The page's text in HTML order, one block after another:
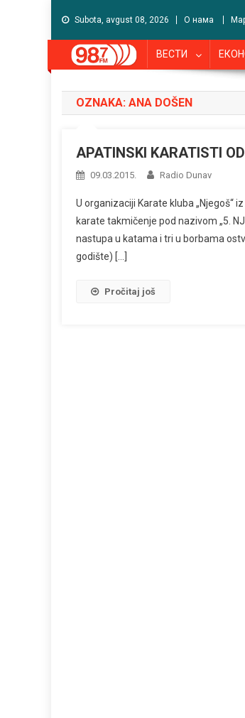
Subota, avgust 08, 2026 О нама
ВЕСТИ
OZNAKA: ANA DOŠEN
APATINSKI KARATISTI
09.03.2015. Radio Dunav
U organizaciji Karate kluba „Njegoš“
karate takmičenje pod nazivom „5.
nastupa u katama i tri u borbama
godište) […]
Pročitaj još